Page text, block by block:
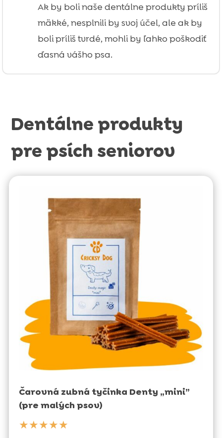
Ak by boli naše dentálne produkty príliš
mäkké, nesplnili by svoj účel, ale ak by
boli príliš tvrdé, mohli by ľahko poškodiť
ďasná vášho psa.
Dentálne produkty
pre psích seniorov
Čarovná zubná tyčinka Denty „mini”
(pre malých psov)
★★★★★